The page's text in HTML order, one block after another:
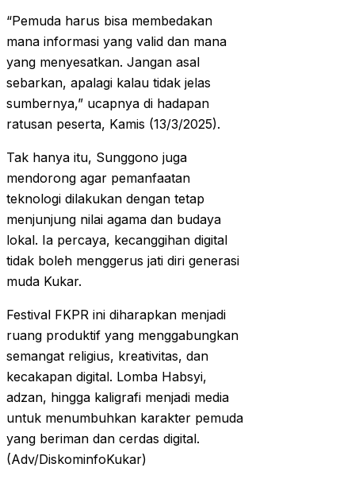
“Pemuda harus bisa membedakan
mana informasi yang valid dan mana
yang menyesatkan. Jangan asal
sebarkan, apalagi kalau tidak jelas
sumbernya,” ucapnya di hadapan
ratusan peserta, Kamis (13/3/2025).
Tak hanya itu, Sunggono juga
mendorong agar pemanfaatan
teknologi dilakukan dengan tetap
menjunjung nilai agama dan budaya
lokal. Ia percaya, kecanggihan digital
tidak boleh menggerus jati diri generasi
muda Kukar.
Festival FKPR ini diharapkan menjadi
ruang produktif yang menggabungkan
semangat religius, kreativitas, dan
kecakapan digital. Lomba Habsyi,
adzan, hingga kaligrafi menjadi media
untuk menumbuhkan karakter pemuda
yang beriman dan cerdas digital.
(Adv/DiskominfoKukar)